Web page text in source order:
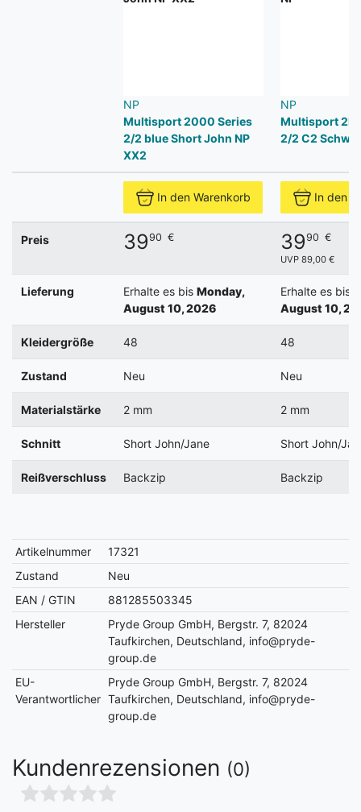
NP
Multisport 2000 Series
2/2 blue Short John NP
XX2
NP
Multisport 2K
2/2 C2
In den Warenkorb In den
Preis 3990 € 3990 €
UVP 89,00 €
Lieferung Erhalte es bis Monday,
August 10, 2026
Erhalte es bis
August 10,
Kleidergröße 48 48
Zustand Neu Neu
Materialstärke 2 mm 2 mm
Schnitt Short John/Jane Short John/
Reißverschluss Backzip Backzip
Artikelnummer
17321
Zustand
Neu
EAN / GTIN
881285503345
Hersteller
Pryde Group GmbH, Bergstr. 7, 82024
Taufkirchen, Deutschland, info@pryde-
group.de
EU-
Verantwortlicher
Pryde Group GmbH, Bergstr. 7, 82024
Taufkirchen, Deutschland, info@pryde-
group.de
Kundenrezensionen (0)